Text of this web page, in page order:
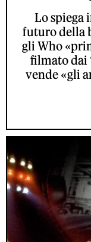
Lo spiega
futuro della
gli Who
filmato dai
vende «gli